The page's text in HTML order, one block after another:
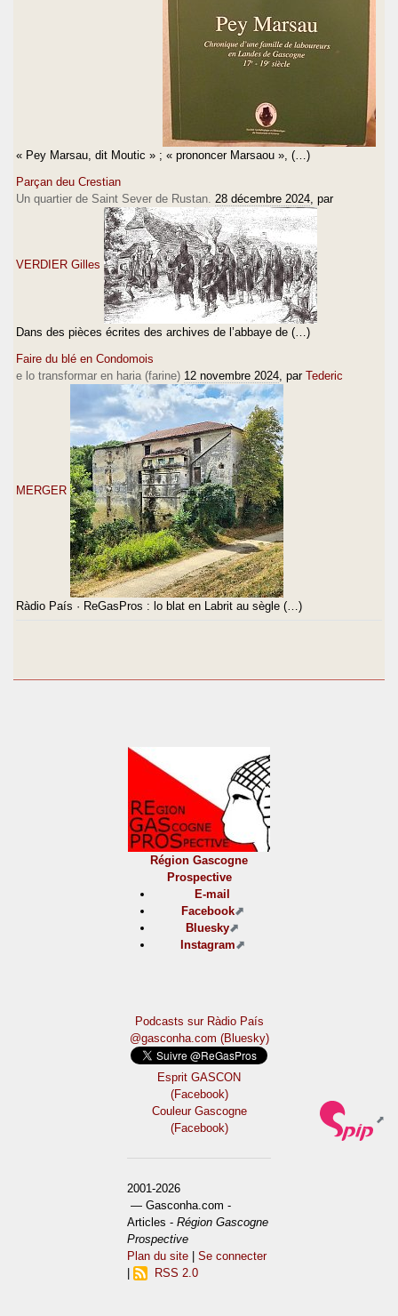
« Pey Marsau, dit Moutic » ; « prononcer Marsaou », (…)
Parçan deu Crestian
Un quartier de Saint Sever de Rustan. 28 décembre 2024 , par
VERDIER Gilles
Dans des pièces écrites des archives de l’abbaye de (…)
Faire du blé en Condomois
e lo transformar en haria (farine) 12 novembre 2024 , par Tederic
MERGER
Ràdio País · ReGasPros : lo blat en Labrit au sègle (…)
Région Gascogne
Prospective
E-mail
Facebook
Bluesky
Instagram
Podcasts sur Ràdio País
@gasconha.com (Bluesky)
Esprit GASCON
(Facebook)
Couleur Gascogne
(Facebook)
2001-2026
— Gasconha.com -
Articles -Région Gascogne
Prospective
Plan du site |Se connecter
|
RSS 2.0